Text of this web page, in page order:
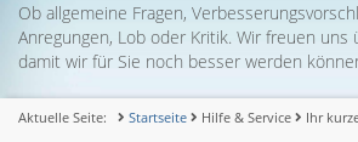
Ob allgemeine Fragen,
Anregungen, Lob oder Kritik. Wir freuen uns
damit wir für Sie noch besser werden
Aktuelle Seite: Startseite Hilfe & Service Ihr